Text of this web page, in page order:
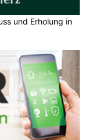
und Erholung in